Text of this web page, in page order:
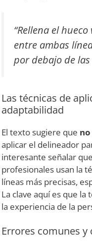
“Rellena el
entre ambas
por debajo de las
Las técnicas de
adaptabilidad
El texto sugiere que
aplicar el delineador
interesante señalar
profesionales usan la
líneas más precisas,
La clave aquí es que
la experiencia de la
Errores comunes